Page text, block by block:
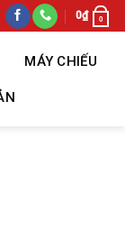
0₫ 0
MÁY CHIẾU